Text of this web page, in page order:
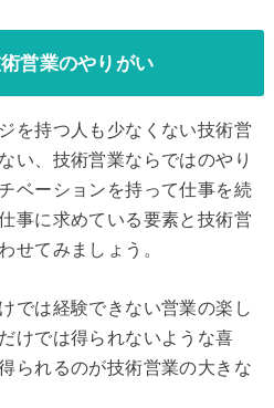
営業のやりがい
を持つ人も少なくない技術営
い、技術営業ならではのやり
ベーションを持って仕事を続
事に求めている要素と技術営
せてみましょう。
では経験できない営業の楽し
けでは得られないような喜
られるのが技術営業の大きな